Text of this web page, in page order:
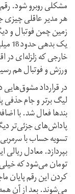
مشکلی روبرو شود.
هر مدیر عاقلی چیزی
زمین چمن فوتبال و
یک
خارجی که زلزله‌ای در
ورزش و فوتبال هم
در قرارداد
لیگ برتر و جام حذفی
بندها فعال شد. با
پاداش‌های جزئی‌تر
تومان می‌شود که خیلی
کردن این رقم پایان